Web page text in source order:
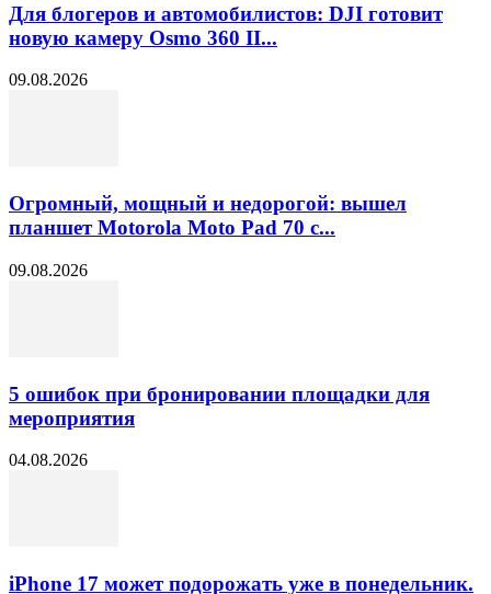
Для блогеров и автомобилистов: DJI готовит
новую камеру Osmo 360 II...
09.08.2026
Огромный, мощный и недорогой: вышел
планшет Motorola Moto Pad 70 с...
09.08.2026
5 ошибок при бронировании площадки для
мероприятия
04.08.2026
iPhone 17 может подорожать уже в понедельник.